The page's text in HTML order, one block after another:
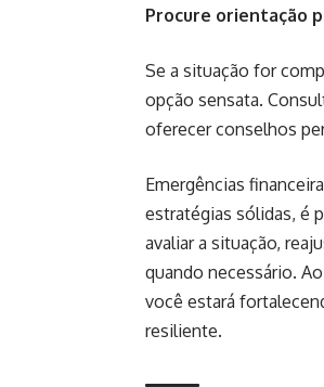
Procure orientação
Se a situação for
opção sensata.
oferecer conselhos
Emergências
estratégias sólidas, é
avaliar a situação,
quando necessário.
você estará
resiliente.